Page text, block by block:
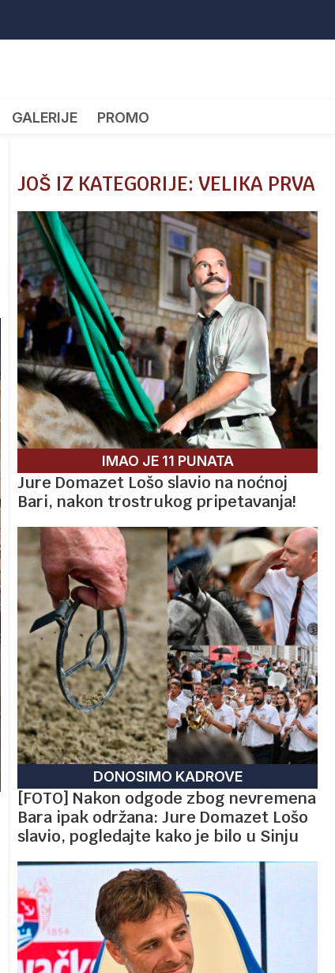
GALERIJE PROMO
JOŠ IZ KATEGORIJE: VELIKA PRVA
IMAO JE 11 PUNATA
Jure Domazet Lošo slavio na noćnoj
Bari, nakon trostrukog pripetavanja!
DONOSIMO KADROVE
[FOTO] Nakon odgode zbog nevremena
Bara ipak održana: Jure Domazet Lošo
slavio, pogledajte kako je bilo u Sinju